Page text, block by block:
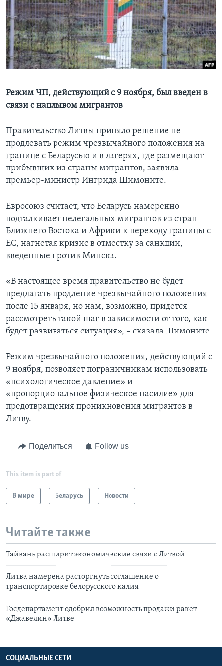
Learning English
СОЦИАЛЬНЫЕ СЕТИ
Языки
Режим ЧП, действующий с 9 ноября, был введен в
связи с наплывом мигрантов
Правительство Литвы приняло решение не
продлевать режим чрезвычайного положения на
границе с Беларусью и в лагерях, где размещают
прибывших из страны мигрантов, заявила
премьер-министр Ингрида Шимоните.
Евросоюз считает, что Беларусь намеренно
подталкивает нелегальных мигрантов из стран
Ближнего Востока и Африки к переходу границы с
ЕС, нагнетая кризис в отместку за санкции,
введенные против Минска.
«В настоящее время правительство не будет
предлагать продление чрезвычайного положения
после 15 января, но нам, возможно, придется
рассмотреть такой шаг в зависимости от того, как
будет развиваться ситуация», – сказала Шимоните.
Режим чрезвычайного положения, действующий с
9 ноября, позволяет пограничникам использовать
«психологическое давление» и
«пропорциональное физическое насилие» для
предотвращения проникновения мигрантов в
Литву.
Поделиться Follow us
This item is part of
В мире Беларусь Новости
Читайте также
Тайвань расширит экономические связи с Литвой
Литва намерена расторгнуть соглашение о
транспортировке белорусского калия
Госдепартамент одобрил возможность продажи ракет
«Джавелин» Литве
СОЦИАЛЬНЫЕ СЕТИ